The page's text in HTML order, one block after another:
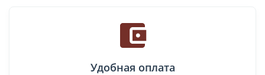
Удобная оплата